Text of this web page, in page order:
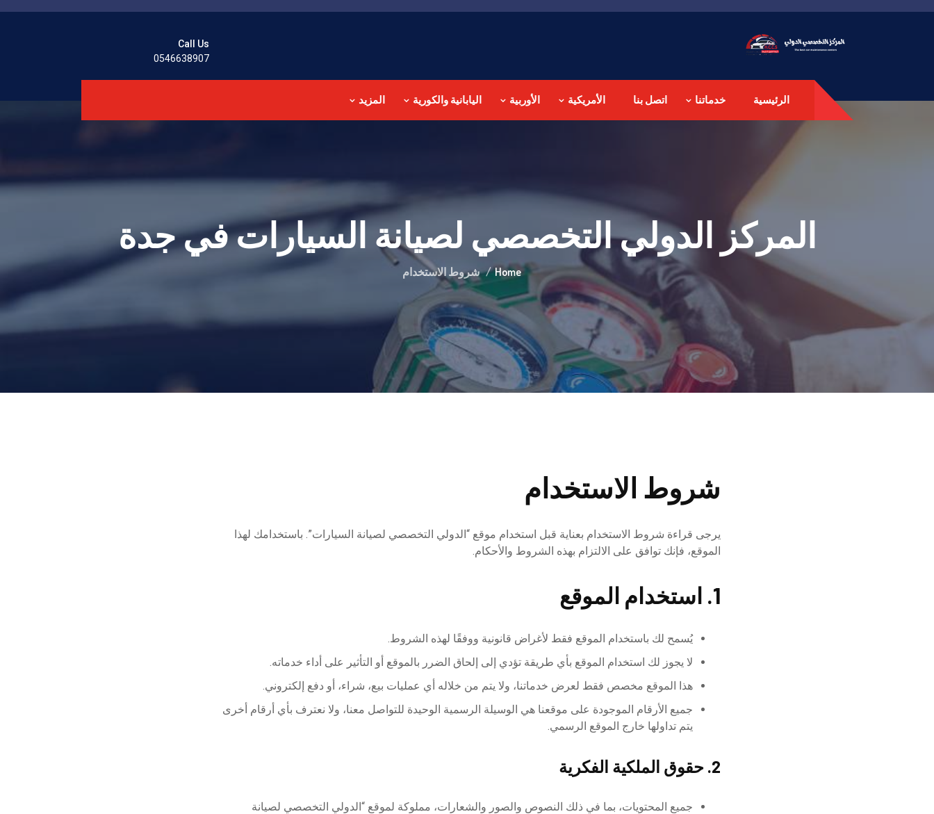
Call Us
0546638907
الرئيسية خدماتنا اتصل بنا الأمريكية الأوربية اليابانية والكورية المزيد
المركز الدولي التخصصي لصيانة السيارات في جدة
Home شروط الاستخدام
شروط الاستخدام
يرجى قراءة شروط الاستخدام بعناية قبل استخدام موقع “الدولي التخصصي لصيانة السيارات”. باستخدامك لهذا
الموقع، فإنك توافق على الالتزام بهذه الشروط والأحكام.
1. استخدام الموقع
يُسمح لك باستخدام الموقع فقط لأغراض قانونية ووفقًا لهذه الشروط.
لا يجوز لك استخدام الموقع بأي طريقة تؤدي إلى إلحاق الضرر بالموقع أو التأثير على أداء خدماته.
هذا الموقع مخصص فقط لعرض خدماتنا، ولا يتم من خلاله أي عمليات بيع، شراء، أو دفع إلكتروني.
جميع الأرقام الموجودة على موقعنا هي الوسيلة الرسمية الوحيدة للتواصل معنا، ولا نعترف بأي أرقام أخرى
يتم تداولها خارج الموقع الرسمي.
2. حقوق الملكية الفكرية
جميع المحتويات، بما في ذلك النصوص والصور والشعارات، مملوكة لموقع “الدولي التخصصي لصيانة